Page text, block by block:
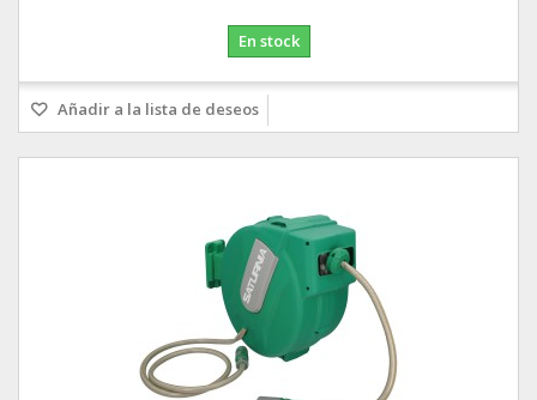
En stock
Añadir a la lista de deseos